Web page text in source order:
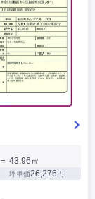
＝ 43.96㎡
坪単価26,276円